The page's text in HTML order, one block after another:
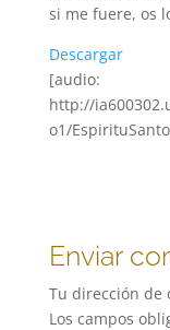
si me fuere, os
Descargar
[audio:
http://
o1/
Enviar
Tu dirección de
Los campos